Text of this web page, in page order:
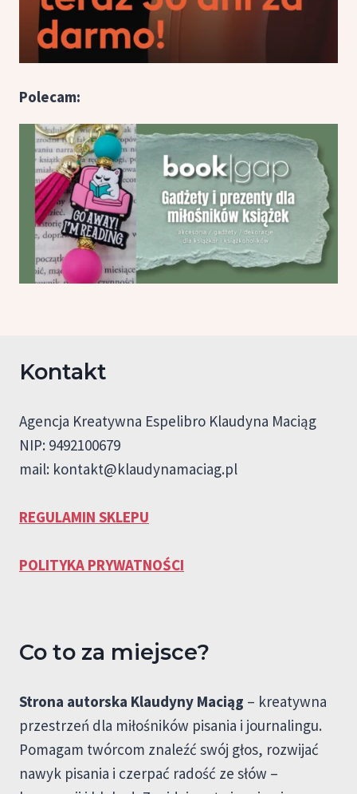
Polecam:
Kontakt
Agencja Kreatywna Espelibro Klaudyna Maciąg
NIP: 9492100679
mail: kontakt@klaudynamaciag.pl
REGULAMIN SKLEPU
POLITYKA PRYWATNOŚCI
Co to za miejsce?
Strona autorska Klaudyny Maciąg – kreatywna
przestrzeń dla miłośników pisania i journalingu.
Pomagam twórcom znaleźć swój głos, rozwijać
nawyk pisania i czerpać radość ze słów –